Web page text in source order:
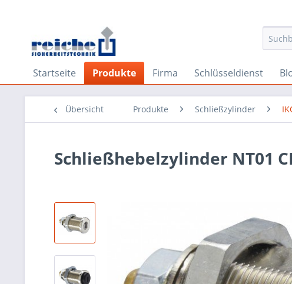
Startseite Produkte Firma Schlüsseldienst
Übersicht Produkte Schließzylinder
Schließhebelzylinder NT01